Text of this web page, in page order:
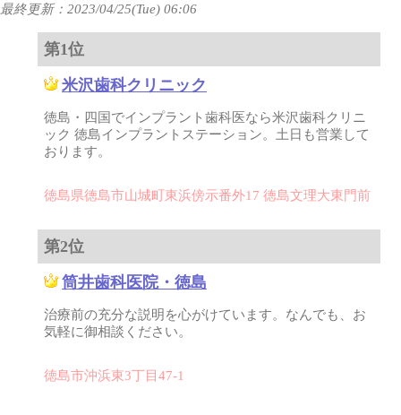
最終更新：2023/04/25(Tue) 06:06
第1位
米沢歯科クリニック
徳島・四国でインプラント歯科医なら米沢歯科クリニ
ック 徳島インプラントステーション。土日も営業して
おります。
徳島県徳島市山城町東浜傍示番外17 徳島文理大東門前
第2位
筒井歯科医院・徳島
治療前の充分な説明を心がけています。なんでも、お
気軽に御相談ください。
徳島市沖浜東3丁目47-1